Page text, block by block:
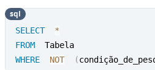
SELECT
*
FROM
WHERE
NOT (
sql